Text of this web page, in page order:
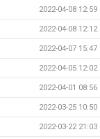
2022-04-08 12:59
2022-04-08 12:12
2022-04-07 15:47
2022-04-05 12:02
2022-04-01 08:56
2022-03-25 10:50
2022-03-22 21:03